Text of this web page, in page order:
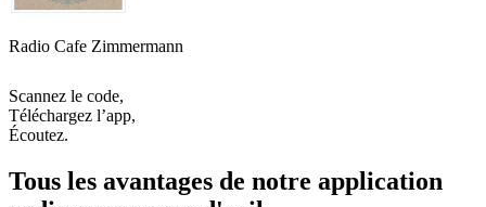
Radio Cafe Zimmermann
Scannez le code,
Téléchargez l’app,
Écoutez.
Tous les avantages de notre application